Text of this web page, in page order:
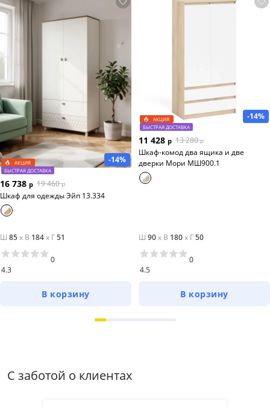
-14%
АКЦИЯ
БЫСТРАЯ ДОСТАВКА
16 738 р 19 460 р
Шкаф для одежды Эйп 13.334
Ш 85x В 184x Г51
4.3
0
В корзину
-14%
АКЦИЯ
БЫСТРАЯ ДОСТАВКА
11 428 р 13 280 р
Шкаф-комод два ящика и две
дверки Мори МШ900.1
Ш 90x В 180x Г50
4.5
0
В корзину
С заботой о клиентах